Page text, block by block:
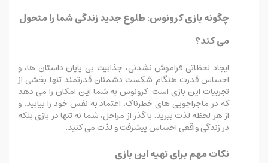
چگونه بازی کرونوس: طلوع جدید زندگی شما را متحول
می کند؟
ایجاد لحظاتی فراموش نشدنی، جذابیت بی پایان داستان ها، و
احساس قدرت هنگام شکست دشمنان قدرتمند تنها بخشی از
تجربیات این بازی است. کرونوس به شما این امکان را می دهد
که در ماجراجویی های خطرناک، اعتماد به نفس خود را بیابید، و
از هر لحظه لذت ببرید. با گذر از مراحل، شما نه تنها در بازی بلکه
در زندگی واقعی احساس پیشرفت و لذت می کنید.
نکات مهم برای تهیه این بازی